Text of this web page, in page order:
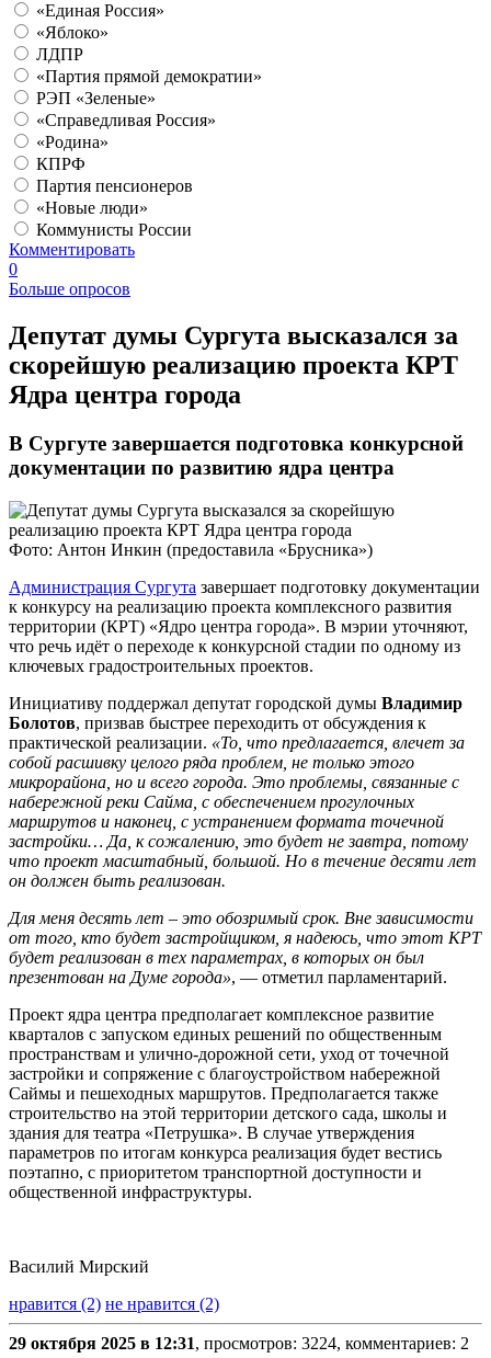
«Единая Россия»
«Яблоко»
ЛДПР
«Партия прямой демократии»
РЭП «Зеленые»
«Справедливая Россия»
«Родина»
КПРФ
Партия пенсионеров
«Новые люди»
Коммунисты России
Комментировать
0
Больше опросов
Депутат думы Сургута высказался за
скорейшую реализацию проекта КРТ
Ядра центра города
В Сургуте завершается подготовка конкурсной
документации по развитию ядра центра
Фото: Антон Инкин (предоставила «Брусника»)
Администрация Сургута завершает подготовку документации
к конкурсу на реализацию проекта комплексного развития
территории (КРТ) «Ядро центра города». В мэрии уточняют,
что речь идёт о переходе к конкурсной стадии по одному из
ключевых градостроительных проектов.
Инициативу поддержал депутат городской думы Владимир
Болотов, призвав быстрее переходить от обсуждения к
практической реализации. «То, что предлагается, влечет за
собой расшивку целого ряда проблем, не только этого
микрорайона, но и всего города. Это проблемы, связанные с
набережной реки Сайма, с обеспечением прогулочных
маршрутов и наконец, с устранением формата точечной
застройки… Да, к сожалению, это будет не завтра, потому
что проект масштабный, большой. Но в течение десяти лет
он должен быть реализован.
Для меня десять лет – это обозримый срок. Вне зависимости
от того, кто будет застройщиком, я надеюсь, что этот КРТ
будет реализован в тех параметрах, в которых он был
презентован на Думе города», — отметил парламентарий.
Проект ядра центра предполагает комплексное развитие
кварталов с запуском единых решений по общественным
пространствам и улично-дорожной сети, уход от точечной
застройки и сопряжение с благоустройством набережной
Саймы и пешеходных маршрутов. Предполагается также
строительство на этой территории детского сада, школы и
здания для театра «Петрушка». В случае утверждения
параметров по итогам конкурса реализация будет вестись
поэтапно, с приоритетом транспортной доступности и
общественной инфраструктуры.
Василий Мирский
нравится (2) не нравится (2)
29 октября 2025 в 12:31, просмотров: 3224, комментариев: 2